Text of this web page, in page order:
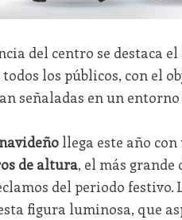
del centro se destaca
los públicos, con el
señaladas en un
llega este año
de altura, el más grande
del periodo festivo.
figura luminosa, que